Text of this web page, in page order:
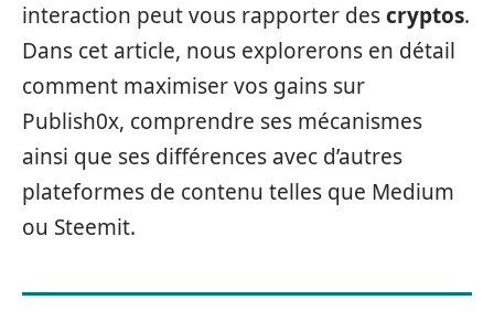
interaction peut vous rapporter descryptos.
Dans cet article, nous explorerons en détail
comment maximiser vos gains sur
Publish0x, comprendre ses mécanismes
ainsi que ses différences avec d’autres
plateformes de contenu telles que Medium
ou Steemit.